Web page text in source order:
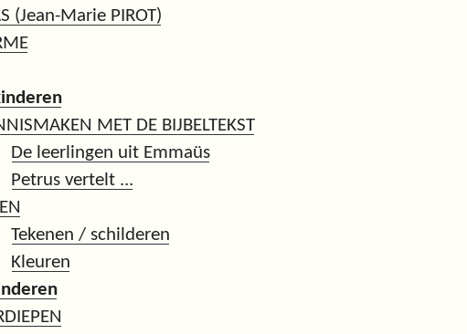
(Jean-Marie PIROT)
MET DE BIJBELTEKST
De leerlingen uit Emmaüs
Petrus vertelt ...
Tekenen / schilderen
Kleuren